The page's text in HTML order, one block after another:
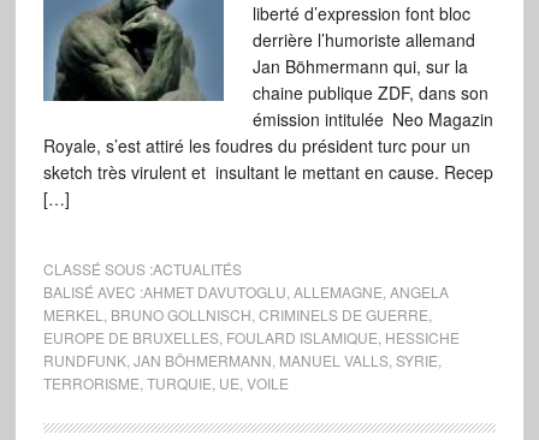
liberté d’expression font bloc
derrière l’humoriste allemand
Jan Böhmermann qui, sur la
chaine publique ZDF, dans son
émission intitulée Neo Magazin
Royale, s’est attiré les foudres du président turc pour un
sketch très virulent et insultant le mettant en cause. Recep
[…]
CLASSÉ SOUS :ACTUALITÉS
BALISÉ AVEC :AHMET DAVUTOGLU ALLEMAGNE ANGELA
MERKEL
BRUNO GOLLNISCH CRIMINELS DE GUERRE
EUROPE DE BRUXELLES, FOULARD ISLAMIQUE HESSICHE
RUNDFUNK, JAN BÖHMERMANN MANUEL VALLS, SYRIE
TERRORISME TURQUIE UE VOILE